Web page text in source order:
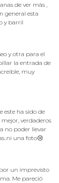
de ver màs ,
general esta
y barril
y otra para el
la entrada de
muy
este ha sido de
mejor, verdaderos
no poder llevar
una foto😢
un imprevisto
Me pareció